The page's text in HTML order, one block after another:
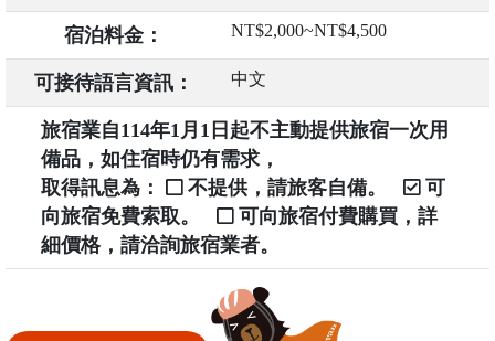
宿泊料金： NT$2,000~NT$4,500
可接待語言資訊： 中文
旅宿業自114年1月1日起不主動提供旅宿一次用
備品，如住宿時仍有需求，
取得訊息為：
不提供，請旅客自備。
可
向旅宿免費索取。
可向旅宿付費購買，詳
細價格，請洽詢旅宿業者。